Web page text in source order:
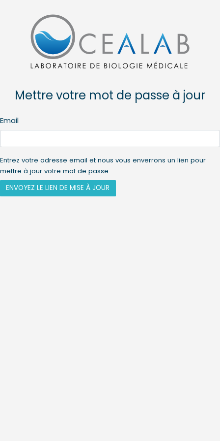
Mettre votre mot de passe à jour
Email
Entrez votre adresse email et nous vous enverrons un lien pour
mettre à jour votre mot de passe.
ENVOYEZ LE LIEN DE MISE À JOUR